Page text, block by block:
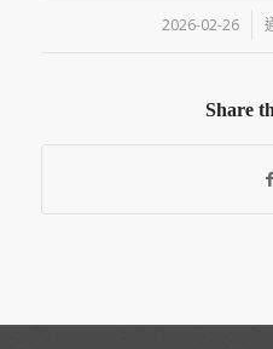
2026-02-26
/
Share